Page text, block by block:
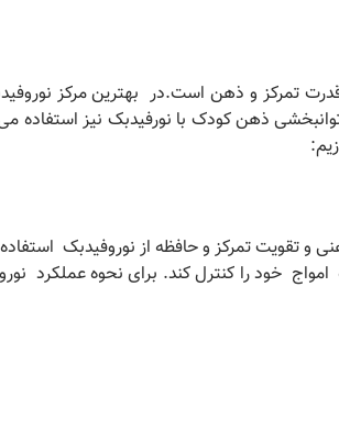
تمرکز و ذهن است.در بهترین مرکز
ذهن کودک با نورفیدبک نیز استفاده
و تقویت تمرکز و حافظه از نوروفیدبک
خود را کنترل کند. برای نحوه عملکرد